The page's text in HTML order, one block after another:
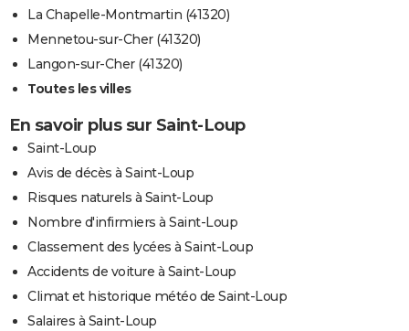
La Chapelle-Montmartin (41320)
Mennetou-sur-Cher (41320)
Langon-sur-Cher (41320)
Toutes les villes
En savoir plus sur Saint-Loup
Saint-Loup
Avis de décès à Saint-Loup
Risques naturels à Saint-Loup
Nombre d'infirmiers à Saint-Loup
Classement des lycées à Saint-Loup
Accidents de voiture à Saint-Loup
Climat et historique météo de Saint-Loup
Salaires à Saint-Loup